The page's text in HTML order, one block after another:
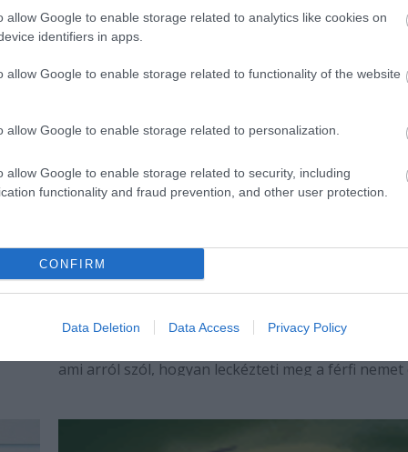
allow Google to enable storage related to analytics like cookies on
identifiers in apps.
allow Google to enable storage related to functionality of the website
allow Google to enable storage related to personalization.
allow Google to enable storage related to security, including
functionality and fraud prevention, and other user protection.
CONFIRM
Data Deletion Data Access Privacy Policy
Stúdiójában.
Mirandolina Keszthelyen
történetében a mai közönség számára? Többet
ami arról szól, hogyan leckézteti meg a férfi nemet